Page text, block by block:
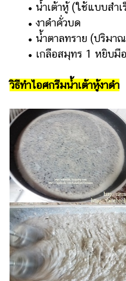
แต่งงาน
เด็ก
สัตว์
Infographic
บริการ
แอปฯ
กระปุก
คอร์ส
ออนไลน์
เรียน
เลข
ออนไลน์
​​​​​​•​ ​น้ำเต้าหู้ (ใช้แบบสำเ
​​ ​​ ​​​​ ​​​​​​•​ ​งาดำคั่วบด
​​​​​​•​ ​น้ำตาลทราย (ปริมา
​​​​​​•​ ​เกลือสมุทร 1 หยิบมื
วิธีทำไอศกรีมน้ำเต้าหู้งาดำ